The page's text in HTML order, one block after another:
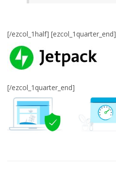
[/ezcol_1half] [ezcol_1quarter_end]
[/ezcol_1quarter_end]